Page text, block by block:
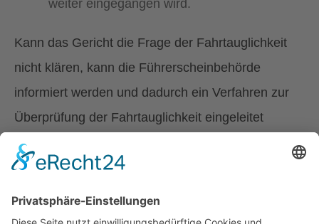
weiter eingegangen wird.
Kann das Gericht die Frage der Fahrtauglichkeit
nicht klären, kann die Führerscheinbehörde
informiert werden und dadurch ein Verfahren zur
Überprüfung der Fahrtauglichkeit eingeleitet
werden.
Quelle
Liebhart, Gerichtliches Pflegegeldverfahren
und Führerschein(-entzug) in: ÖZPR 4/2016,